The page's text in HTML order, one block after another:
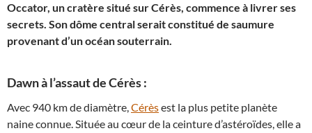
Occator, un cratère situé sur Cérès, commence à livrer ses
secrets. Son dôme central serait constitué de saumure
provenant d’un océan souterrain.
Dawn à l’assaut de Cérès :
Avec 940 km de diamètre,Cérèsest la plus petite planète
naine connue. Située au cœur de la ceinture d’astéroïdes, elle a